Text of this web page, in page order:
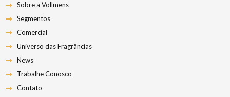
Sobre a Vollmens
Segmentos
Comercial
Universo das Fragrâncias
News
Trabalhe Conosco
Contato